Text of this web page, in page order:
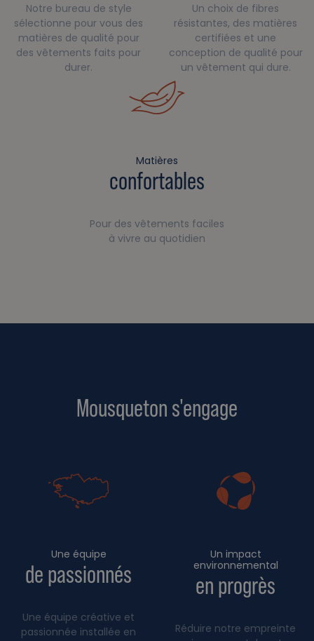
Notre bureau de style
sélectionne pour vous des
matières de qualité pour
des vêtements faits pour
durer.
Un choix de fibres
résistantes, des matières
certifiées et une
conception de qualité pour
un vêtement qui dure.
Matières
confortables
Pour des vêtements faciles
à vivre au quotidien
Mousqueton s'engage
Une équipe
de passionnés
Une équipe créative et
passionnée installée en
Un impact
environnemental
en progrès
Réduire notre empreinte